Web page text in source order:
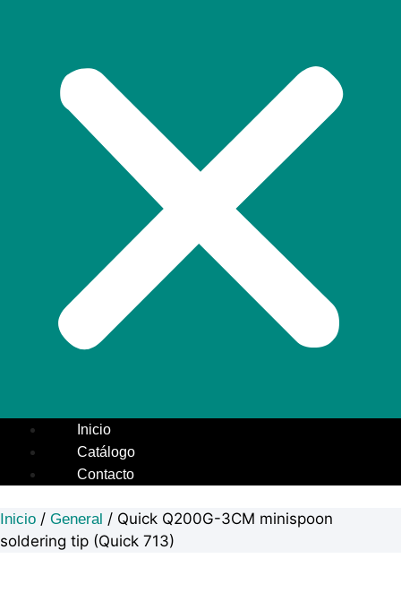
Inicio
Catálogo
Contacto
Inicio / General / Quick Q200G-3CM minispoon
soldering tip (Quick 713)